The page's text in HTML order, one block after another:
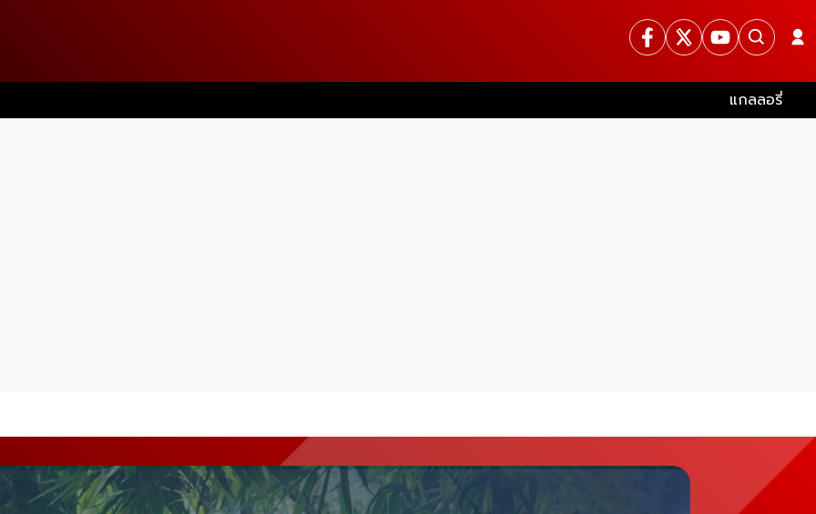
แกลลอรี่